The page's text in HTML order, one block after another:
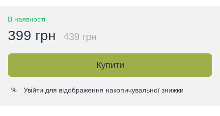
В наявності
399 грн 439 грн
Купити
% Увійти для відображення накопичувальної знижки